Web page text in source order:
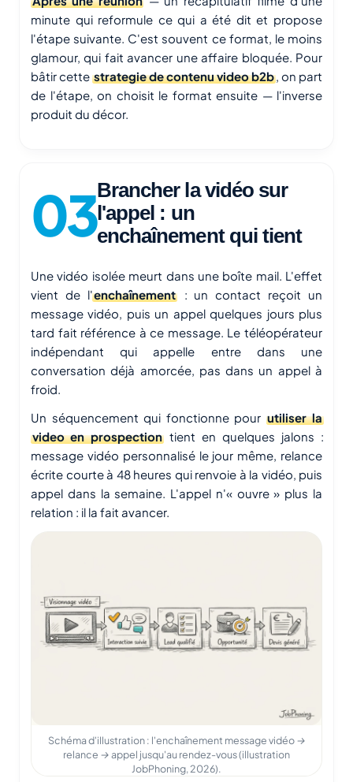
minute qui reformule ce qui a été dit et propose
l'étape suivante. C'est souvent ce format, le moins
glamour, qui fait avancer une affaire bloquée. Pour
bâtir cettestrategie de contenu video b2b, on part
de l'étape, on choisit le format ensuite — l'inverse
produit du décor.
Brancher la vidéo sur
l'appel : un
enchaînement qui tient
Une vidéo isolée meurt dans une boîte mail. L'effet
vient de l'enchaînement: un contact reçoit un
message vidéo, puis un appel quelques jours plus
tard fait référence à ce message. Le téléopérateur
indépendant qui appelle entre dans une
conversation déjà amorcée, pas dans un appel à
froid.
Un séquencement qui fonctionne pour utiliser la
video en prospectiontient en quelques jalons :
message vidéo personnalisé le jour même, relance
écrite courte à 48 heures qui renvoie à la vidéo, puis
appel dans la semaine. L'appel n'« ouvre » plus la
relation : il la fait avancer.
Schéma d'illustration : l'enchaînement message vidéo →
relance → appel jusqu'au rendez-vous (illustration
JobPhoning, 2026).